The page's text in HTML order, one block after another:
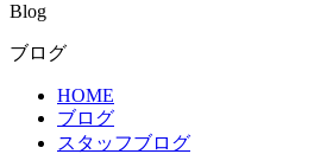
Blog
ブログ
HOME
ブログ
スタッフブログ